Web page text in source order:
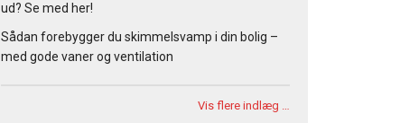
ud? Se med her!
Sådan forebygger du skimmelsvamp i din bolig –
med gode vaner og ventilation
Vis flere indlæg …